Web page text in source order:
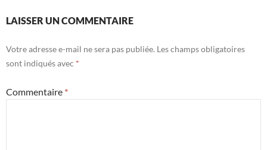
LAISSER UN COMMENTAIRE
Votre adresse e-mail ne sera pas publiée. Les champs obligatoires
sont indiqués avec *
Commentaire *